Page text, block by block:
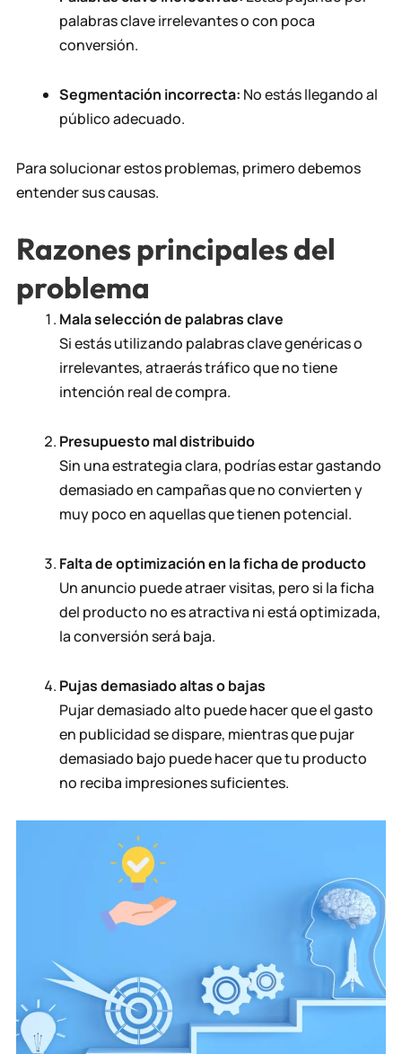
palabras clave irrelevantes o con poca
conversión.
Segmentación incorrecta: No estás llegando al
público adecuado.
Para solucionar estos problemas, primero debemos
entender sus causas.
Razones principales del
problema
Mala selección de palabras clave
Si estás utilizando palabras clave genéricas o
irrelevantes, atraerás tráfico que no tiene
intención real de compra.
Presupuesto mal distribuido
Sin una estrategia clara, podrías estar gastando
demasiado en campañas que no convierten y
muy poco en aquellas que tienen potencial.
Falta de optimización en la ficha de producto
Un anuncio puede atraer visitas, pero si la ficha
del producto no es atractiva ni está optimizada,
la conversión será baja.
Pujas demasiado altas o bajas
Pujar demasiado alto puede hacer que el gasto
en publicidad se dispare, mientras que pujar
demasiado bajo puede hacer que tu producto
no reciba impresiones suficientes.